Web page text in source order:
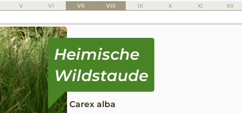
V VI VII VIII IX X XI XII
Carex alba